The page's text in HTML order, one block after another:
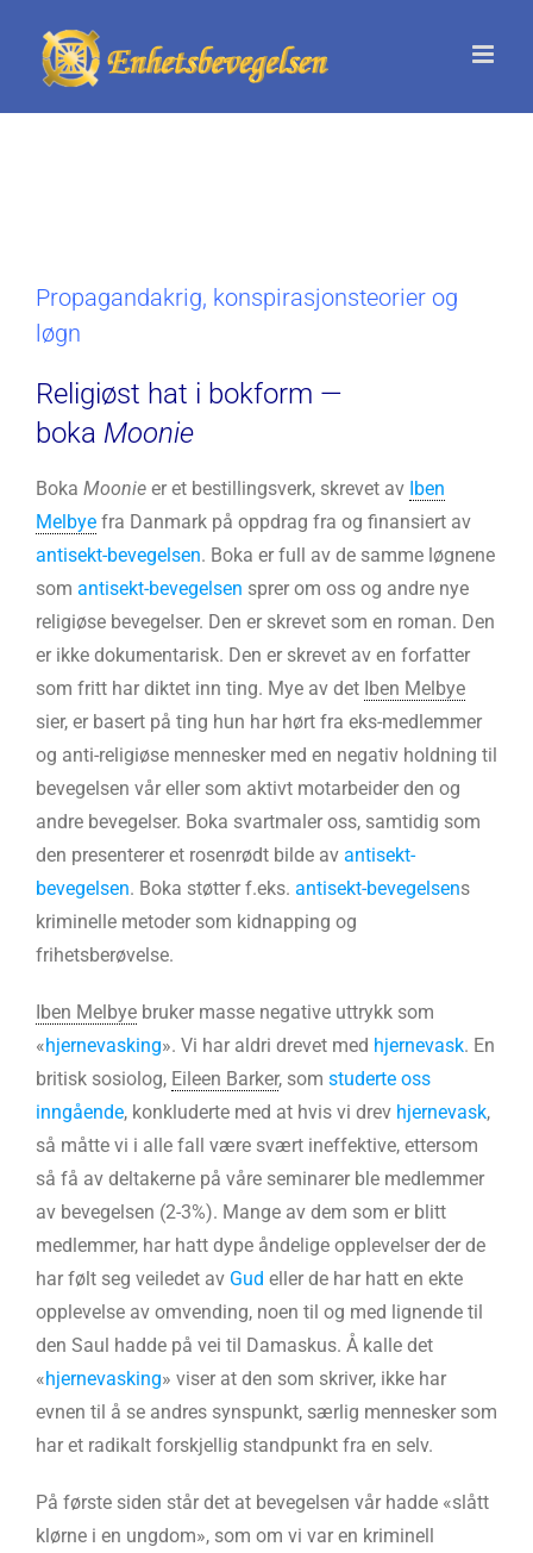
content
Propagandakrig, konspirasjonsteorier og
løgn
Religiøst hat i bokform —
boka Moonie
Boka Moonie er et bestillingsverk, skrevet av Iben
Melbye fra Danmark på oppdrag fra og finansiert av
antisekt-bevegelsen. Boka er full av de samme løgnene
som antisekt-bevegelsen sprer om oss og andre nye
religiøse bevegelser. Den er skrevet som en roman. Den
er ikke dokumentarisk. Den er skrevet av en forfatter
som fritt har diktet inn ting. Mye av det Iben Melbye
sier, er basert på ting hun har hørt fra eks-medlemmer
og anti-religiøse mennesker med en negativ holdning til
bevegelsen vår eller som aktivt motarbeider den og
andre bevegelser. Boka svartmaler oss, samtidig som
den presenterer et rosenrødt bilde av antisekt-
bevegelsen. Boka støtter f.eks. antisekt-bevegelsens
kriminelle metoder som kidnapping og
frihetsberøvelse.
Iben Melbye bruker masse negative uttrykk som
«hjernevasking». Vi har aldri drevet med hjernevask. En
britisk sosiolog, Eileen Barker, som studerte oss
inngående, konkluderte med at hvis vi drev hjernevask,
så måtte vi i alle fall være svært ineffektive, ettersom
så få av deltakerne på våre seminarer ble medlemmer
av bevegelsen (2-3%). Mange av dem som er blitt
medlemmer, har hatt dype åndelige opplevelser der de
har følt seg veiledet av Gud eller de har hatt en ekte
opplevelse av omvending, noen til og med lignende til
den Saul hadde på vei til Damaskus. Å kalle det
«hjernevasking» viser at den som skriver, ikke har
evnen til å se andres synspunkt, særlig mennesker som
har et radikalt forskjellig standpunkt fra en selv.
På første siden står det at bevegelsen vår hadde «slått
klørne i en ungdom», som om vi var en kriminell